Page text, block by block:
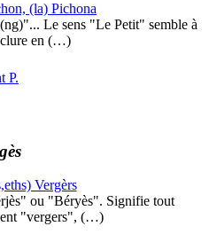
(la) Pichona
Le sens "Le Petit" semble à
en (…)
P.
Vergèrs
ou "Béryès". Signifie tout
"vergers", (…)